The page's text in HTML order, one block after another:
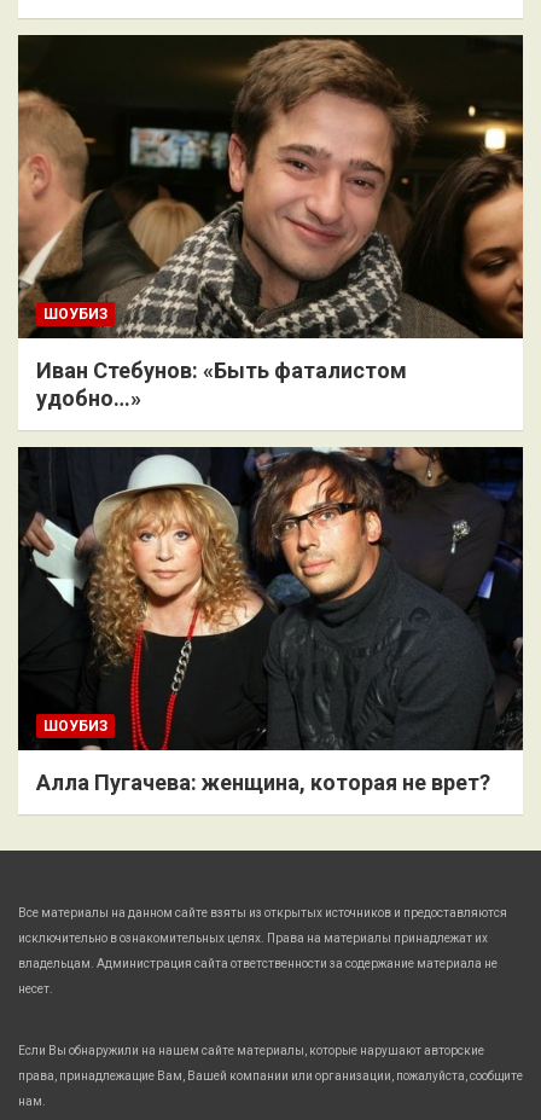
ШОУБИЗ
Иван Стебунов: «Быть фаталистом
удобно…»
ШОУБИЗ
Алла Пугачева: женщина, которая не врет?
Все материалы на данном сайте взяты из открытых источников и предоставляются
исключительно в ознакомительных целях. Права на материалы принадлежат их
владельцам. Администрация сайта ответственности за содержание материала не
несет.
Если Вы обнаружили на нашем сайте материалы, которые нарушают авторские
права, принадлежащие Вам, Вашей компании или организации, пожалуйста, сообщите
нам.